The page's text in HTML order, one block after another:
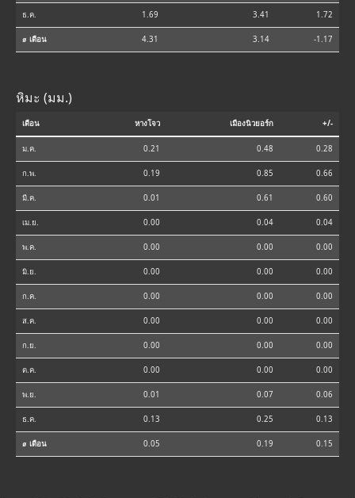
ธ.ค. 1.69 3.41 1.72
⌀ เดือน 4.31 3.14 -1.17
หิมะ (มม.)
เดือน หางโจว เมืองนิวยอร์ก +/-
ม.ค. 0.21 0.48 0.28
ก.พ. 0.19 0.85 0.66
มี.ค. 0.01 0.61 0.60
เม.ย. 0.00 0.04 0.04
พ.ค. 0.00 0.00 0.00
มิ.ย. 0.00 0.00 0.00
ก.ค. 0.00 0.00 0.00
ส.ค. 0.00 0.00 0.00
ก.ย. 0.00 0.00 0.00
ต.ค. 0.00 0.00 0.00
พ.ย. 0.01 0.07 0.06
ธ.ค. 0.13 0.25 0.13
⌀ เดือน 0.05 0.19 0.15